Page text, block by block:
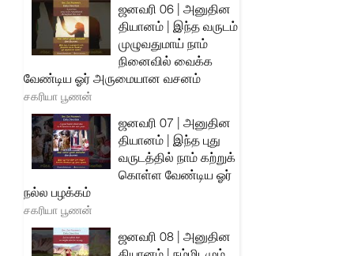
ஜனவரி 06 | அனுதின
தியானம் | இந்த வருடம்
முழுவதுமாய் நாம்
நினைவில் வைக்க
வேண்டிய ஓர் அருமையான வசனம்
சகரியா பூணன்
ஜனவரி 07 | அனுதின
தியானம் | இந்த புது
வருடத்தில் நாம் கற்றுக்
கொள்ள வேண்டிய ஓர்
நல்ல பழக்கம்
சகரியா பூணன்
ஜனவரி 08 | அனுதின